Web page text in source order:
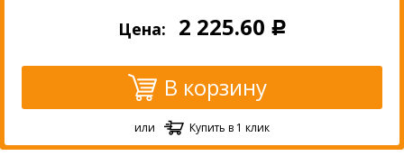
Цена: 2 225.60 Р
В корзину
или Купить в 1 клик